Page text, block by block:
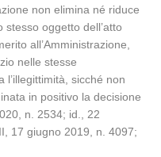
non elimina né riduce
oggetto dell’atto
all’Amministrazione,
nelle stesse
l’illegittimità, sicché non
in positivo la decisione
n. 2534; id., 22
17 giugno 2019, n. 4097;